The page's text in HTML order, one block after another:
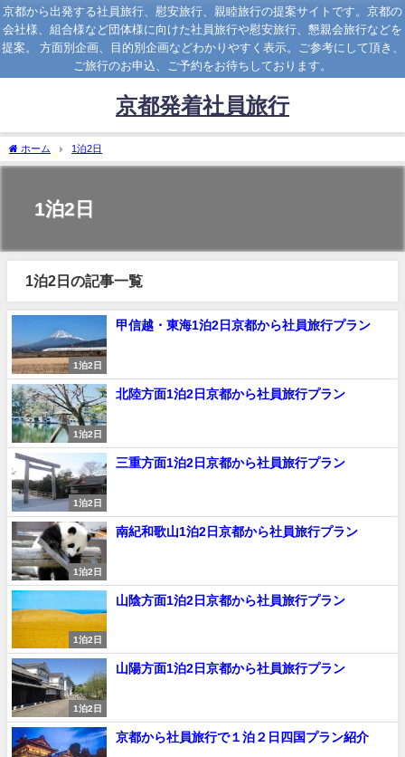
京都から出発する社員旅行、慰安旅行、親睦旅行の提案サイトです。京都の
会社様、組合様など団体様に向けた社員旅行や慰安旅行、懇親会旅行などを
提案。 方面別企画、目的別企画などわかりやすく表示。ご参考にして頂き、
ご旅行のお申込、ご予約をお待ちしております。
京都発着社員旅行
ホーム 1泊2日
1泊2日
1泊2日の記事一覧
1泊2日
甲信越・東海1泊2日京都から社員旅行プラン
1泊2日
北陸方面1泊2日京都から社員旅行プラン
1泊2日
三重方面1泊2日京都から社員旅行プラン
1泊2日
南紀和歌山1泊2日京都から社員旅行プラン
1泊2日
山陰方面1泊2日京都から社員旅行プラン
1泊2日
山陽方面1泊2日京都から社員旅行プラン
京都から社員旅行で１泊２日四国プラン紹介